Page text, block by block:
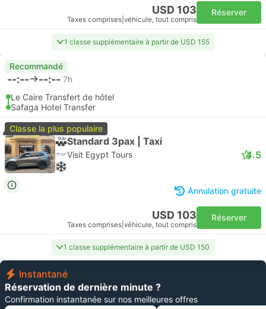
USD 103
Taxes comprises véhicule, tout compris
Réserver
1 classe supplémentaire à partir de USD 155
Recommandé
--:-- --:-- 7h
Le Caire Transfert de hôtel
Safaga Hotel Transfer
Classe la plus populaire
Standard 3pax | Taxi
Visit Egypt Tours 4.5
Annulation gratuite
USD 103
Taxes comprises véhicule, tout compris
Réserver
1 classe supplémentaire à partir de USD 150
Instantané
Réservation de dernière minute ?
Confirmation instantanée sur nos meilleures offres